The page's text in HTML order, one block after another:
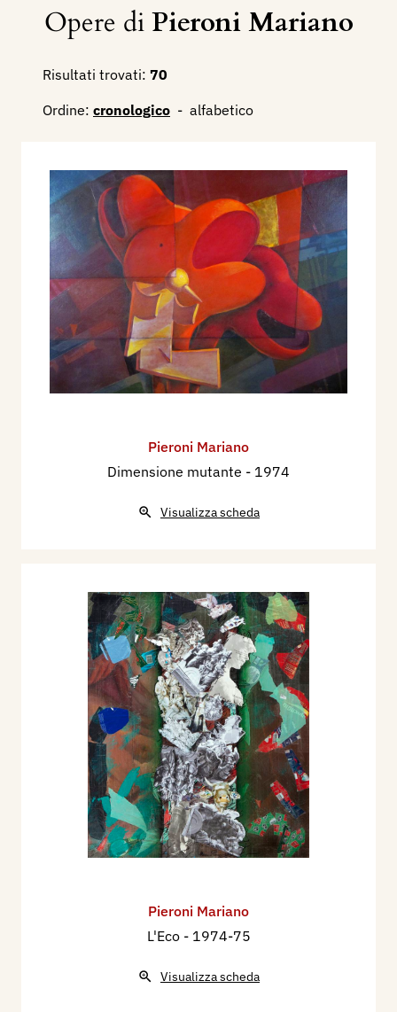
Opere diPieroni Mariano
Risultati trovati: 70
Ordine: cronologico - alfabetico
Pieroni Mariano
Dimensione mutante - 1974
Visualizza scheda
Pieroni Mariano
L'Eco - 1974-75
Visualizza scheda